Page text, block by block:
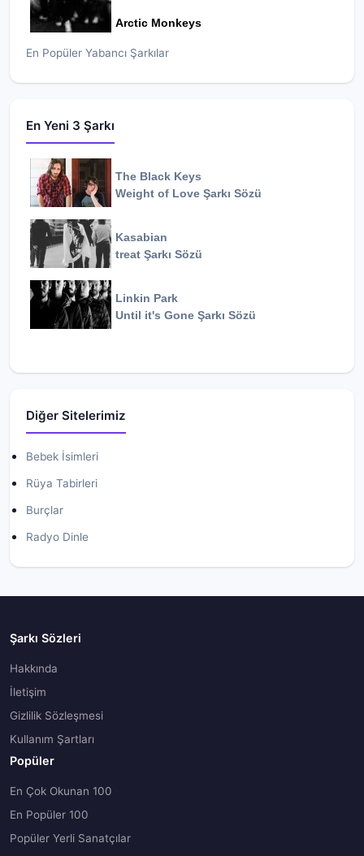
Arctic Monkeys
En Popüler Yabancı Şarkılar
En Yeni 3 Şarkı
The Black Keys
Weight of Love Şarkı Sözü
Kasabian
treat Şarkı Sözü
Linkin Park
Until it's Gone Şarkı Sözü
Diğer Sitelerimiz
Bebek İsimleri
Rüya Tabirleri
Burçlar
Radyo Dinle
Şarkı Sözleri
Hakkında
İletişim
Gizlilik Sözleşmesi
Kullanım Şartları
Popüler
En Çok Okunan 100
En Popüler 100
Popüler Yerli Sanatçılar